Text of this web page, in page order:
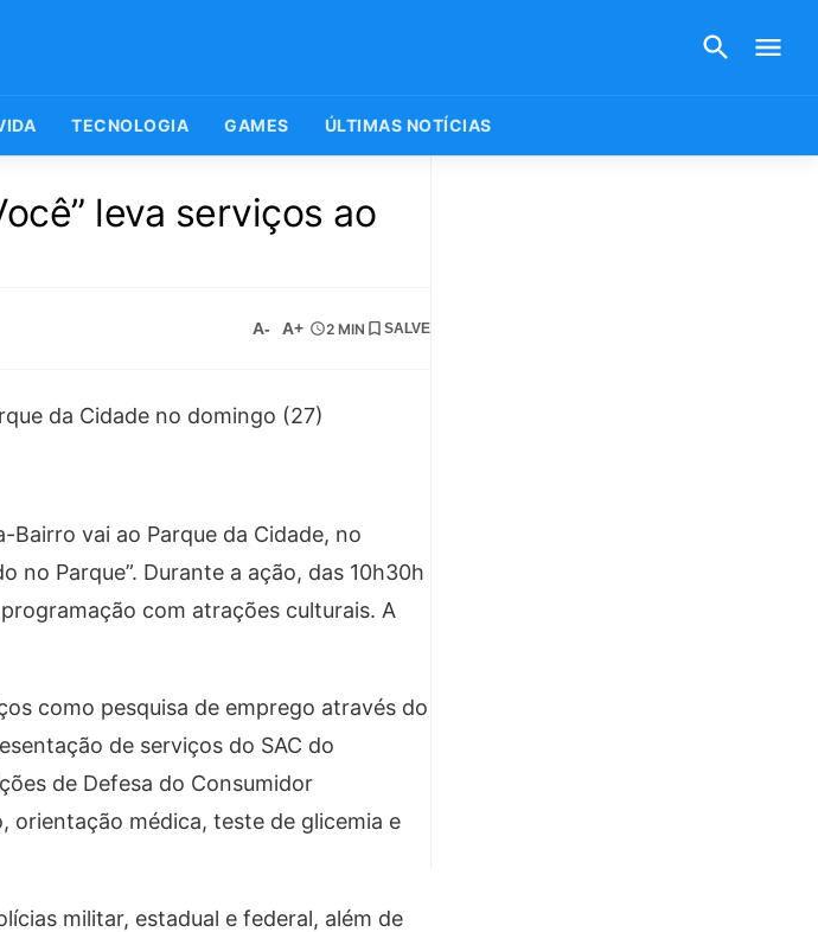
TECNOLOGIA GAMES ÚLTIMAS NOTÍCIAS
leva serviços ao
A- A+ 2 MIN SALVE
vai ao Parque da Cidade, no
no Parque”. Durante a ação, das 10h30h
com atrações culturais. A
como pesquisa de emprego através do
de serviços do SAC do
de Defesa do Consumidor
orientação médica, teste de glicemia e
militar, estadual e federal, além de